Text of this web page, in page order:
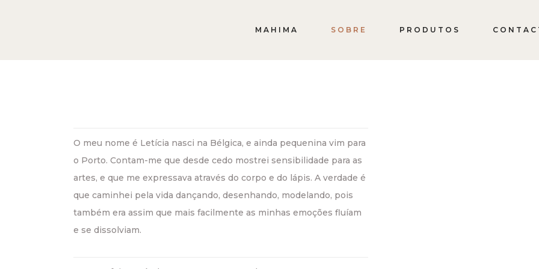
MAHIMA SOBRE PRODUTOS
O meu nome é Letícia nasci na Bélgica, e ainda pequenina vim para
o Porto. Contam-me que desde cedo mostrei sensibilidade para as
artes, e que me expressava através do corpo e do lápis. A verdade é
que caminhei pela vida dançando, desenhando, modelando, pois
também era assim que mais facilmente as minhas emoções fluíam
e se dissolviam.